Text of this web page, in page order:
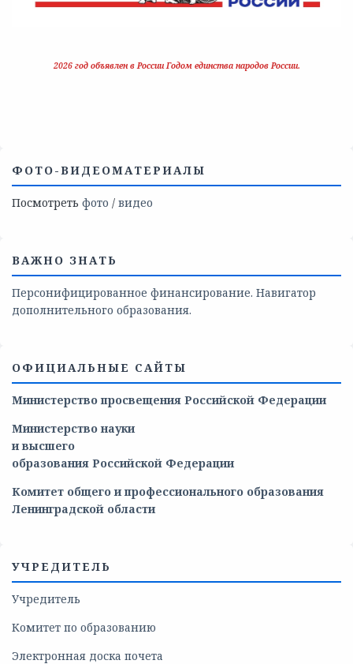
2026 год объявлен в России Годом единства народов России.
ФОТО-ВИДЕОМАТЕРИАЛЫ
Посмотреть фото / видео
ВАЖНО ЗНАТЬ
Персонифицированное финансирование. Навигатор
дополнительного образования.
ОФИЦИАЛЬНЫЕ САЙТЫ
Министерство просвещения Российской Федерации
Министерство науки
и высшего
образования Российской Федерации
Комитет общего и профессионального образования
Ленинградской области
УЧРЕДИТЕЛЬ
Учредитель
Комитет по образованию
Электронная доска почета